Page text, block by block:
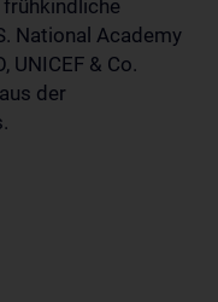
National Academy
UNICEF & Co.
der